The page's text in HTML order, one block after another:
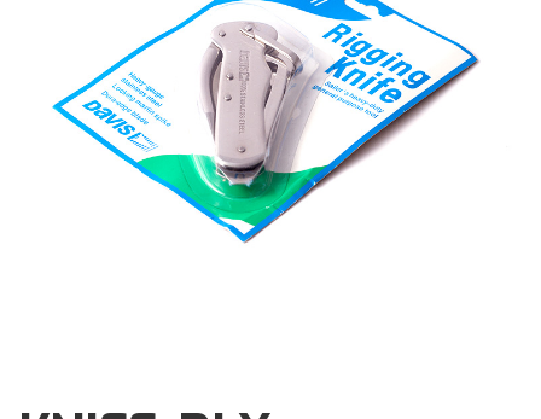
Events
Klantenservice